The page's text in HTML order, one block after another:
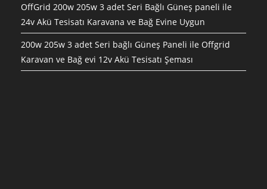
OffGrid 200w 205w 3 adet Seri Bağlı Güneş paneli ile
24v Akü Tesisatı Karavana ve Bağ Evine Uygun
200w 205w 3 adet Seri bağlı Güneş Paneli ile Offgrid
Karavan ve Bağ evi 12v Akü Tesisatı Şeması